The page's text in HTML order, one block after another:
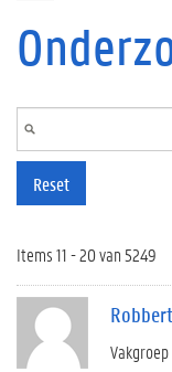
Reset
Items 11 - 20 van 5249